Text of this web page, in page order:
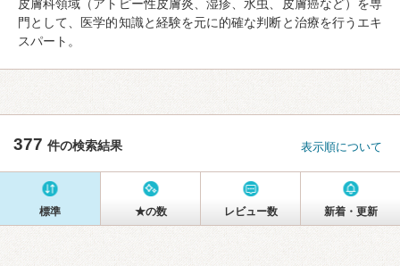
皮膚科領域（アトピー性皮膚炎、湿疹、水虫、皮膚癌など）を専
門として、医学的知識と経験を元に的確な判断と治療を行うエキ
スパート。
377 件の検索結果 表示順について
標準 ★の数 レビュー数 新着・更新